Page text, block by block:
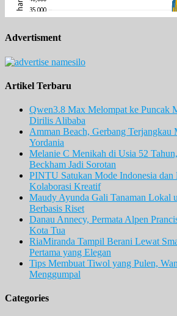
Advertisment
Artikel Terbaru
Qwen3.8 Max Melompat ke Puncak
Dirilis Alibaba
Amman Beach, Gerbang
Yordania
Melanie C Menikah di Usia 52
Beckham Jadi Sorotan
PINTU Satukan Mode Indonesia dan
Kolaborasi Kreatif
Maudy Ayunda Gali Tanaman Lokal
Berbasis Riset
Danau Annecy, Permata Alpen
Kota Tua
RiaMiranda Tampil Berani Lewat
Pertama yang Elegan
Tips Membuat Tiwol yang Pulen,
Menggumpal
Categories